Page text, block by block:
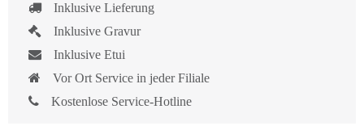
Inklusive Lieferung
Inklusive Gravur
Inklusive Etui
Vor Ort Service in jeder Filiale
Kostenlose Service-Hotline